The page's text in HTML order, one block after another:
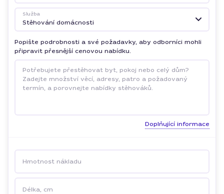
Služba
Stěhování domácnosti
Popište podrobnosti a své požadavky, aby odborníci mohli
připravit přesnější cenovou nabídku.
Doplňující informace
Hmotnost nákladu
Délka, cm